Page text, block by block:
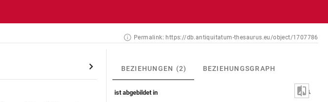
Permalink: https://db.antiquitatum-thesaurus.eu/object/1707786
BEZIEHUNGEN (2) BEZIEHUNGSGRAPH
ist abgebildet in